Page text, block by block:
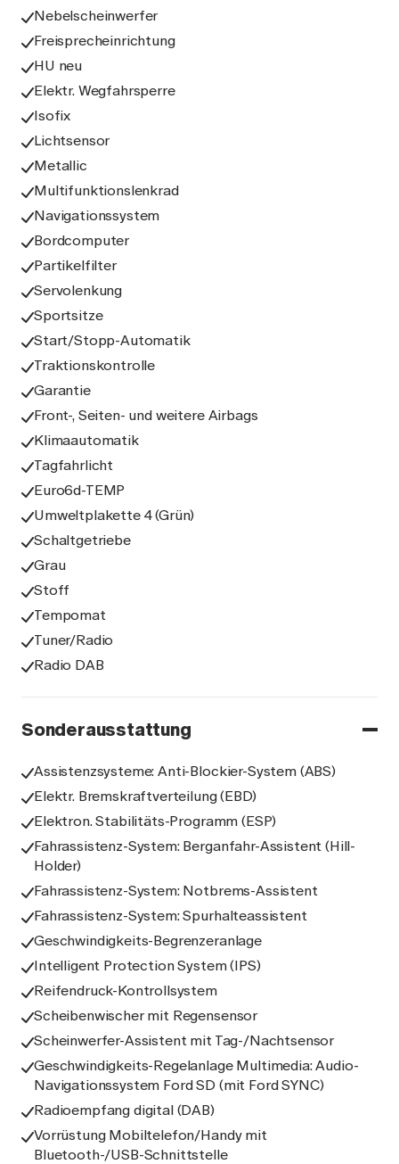
Nebelscheinwerfer
Freisprecheinrichtung
HU neu
Elektr. Wegfahrsperre
Isofix
Lichtsensor
Metallic
Multifunktionslenkrad
Navigationssystem
Bordcomputer
Partikelfilter
Servolenkung
Sportsitze
Start/Stopp-Automatik
Traktionskontrolle
Garantie
Front-, Seiten- und weitere Airbags
Klimaautomatik
Tagfahrlicht
Euro6d-TEMP
Umweltplakette 4 (Grün)
Schaltgetriebe
Grau
Stoff
Tempomat
Tuner/Radio
Radio DAB
Sonderausstattung
Assistenzsysteme: Anti-Blockier-System (ABS)
Elektr. Bremskraftverteilung (EBD)
Elektron. Stabilitäts-Programm (ESP)
Fahrassistenz-System: Berganfahr-Assistent (Hill-
Holder)
Fahrassistenz-System: Notbrems-Assistent
Fahrassistenz-System: Spurhalteassistent
Geschwindigkeits-Begrenzeranlage
Intelligent Protection System (IPS)
Reifendruck-Kontrollsystem
Scheibenwischer mit Regensensor
Scheinwerfer-Assistent mit Tag-/Nachtsensor
Geschwindigkeits-Regelanlage Multimedia: Audio-
Navigationssystem Ford SD (mit Ford SYNC)
Radioempfang digital (DAB)
Vorrüstung Mobiltelefon/Handy mit
Bluetooth-/USB-Schnittstelle